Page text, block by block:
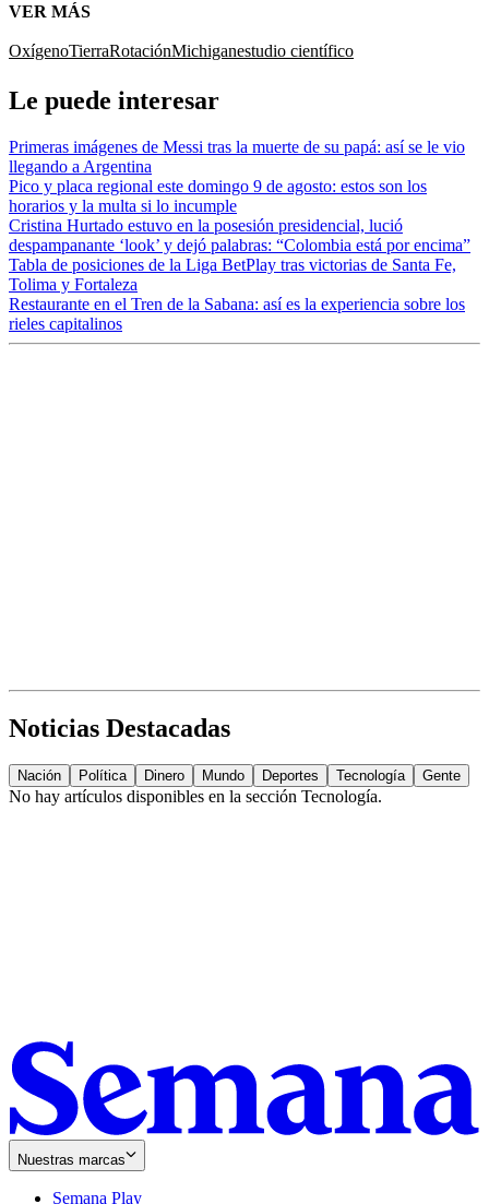
VER MÁS
OxígenoTierraRotaciónMichiganestudio científico
Le puede interesar
Primeras imágenes de Messi tras la muerte de su papá: así se le vio
llegando a Argentina
Pico y placa regional este domingo 9 de agosto: estos son los
horarios y la multa si lo incumple
Cristina Hurtado estuvo en la posesión presidencial, lució
despampanante ‘look’ y dejó palabras: “Colombia está por encima”
Tabla de posiciones de la Liga BetPlay tras victorias de Santa Fe,
Tolima y Fortaleza
Restaurante en el Tren de la Sabana: así es la experiencia sobre los
rieles capitalinos
Noticias Destacadas
Nación Política Dinero Mundo Deportes Tecnología Gente
No hay artículos disponibles en la sección Tecnología.
Nuestras marcas
Semana Play